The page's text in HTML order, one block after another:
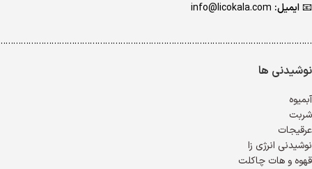
📧ایمیل:
نوشیدنی ها
آبمیوه
شربت
عرقیجات
نوشیدنی انرژی زا
قهوه و هات چاکلت